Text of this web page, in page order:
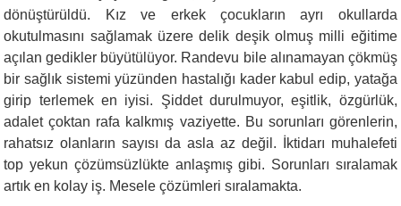
dönüştürüldü. Kız ve erkek çocukların ayrı okullarda
okutulmasını sağlamak üzere delik deşik olmuş milli eğitime
açılan gedikler büyütülüyor. Randevu bile alınamayan çökmüş
bir sağlık sistemi yüzünden hastalığı kader kabul edip, yatağa
girip terlemek en iyisi. Şiddet durulmuyor, eşitlik, özgürlük,
adalet çoktan rafa kalkmış vaziyette. Bu sorunları görenlerin,
rahatsız olanların sayısı da asla az değil. İktidarı muhalefeti
top yekun çözümsüzlükte anlaşmış gibi. Sorunları sıralamak
artık en kolay iş. Mesele çözümleri sıralamakta.